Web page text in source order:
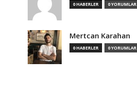
0 HABERLER 0 YORUMLAR
Mertcan Karahan
0 HABERLER 0 YORUMLAR